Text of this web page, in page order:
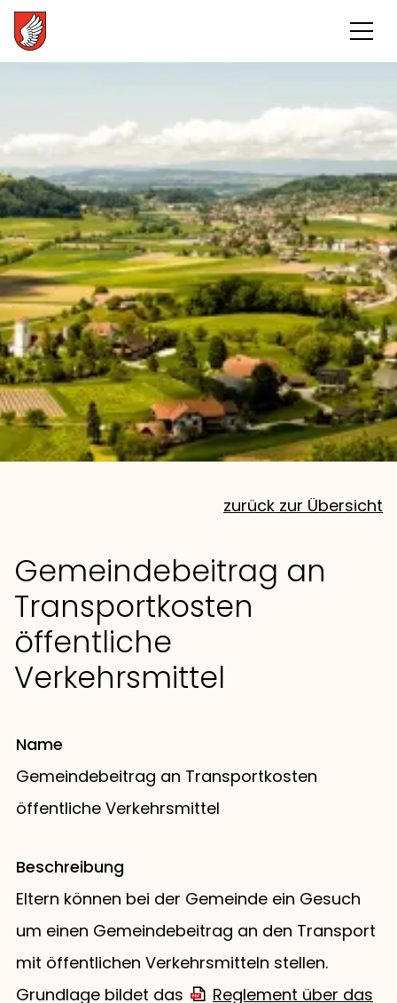
zurück zur Übersicht
Gemeindebeitrag an
Transportkosten
öffentliche
Verkehrsmittel
Name
Gemeindebeitrag an Transportkosten
öffentliche Verkehrsmittel
Beschreibung
Eltern können bei der Gemeinde ein Gesuch
um einen Gemeindebeitrag an den Transport
mit öffentlichen Verkehrsmitteln stellen.
Grundlage bildet das
Reglement über das